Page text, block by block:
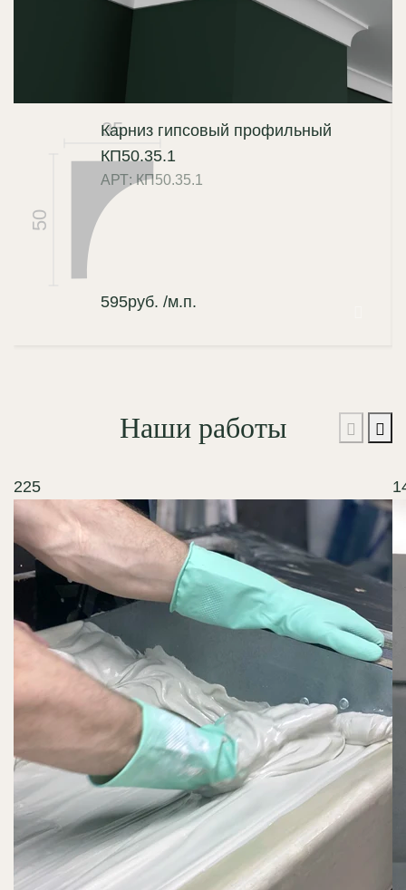
35
50
Карниз гипсовый профильный
КП50.35.1
АРТ: КП50.35.1
595руб. /м.п.
Наши работы
225